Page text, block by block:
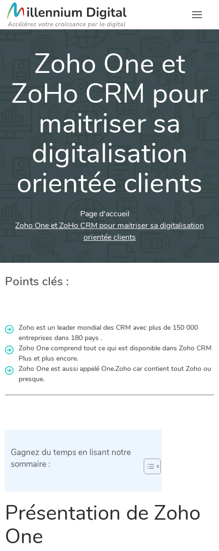
Zoho One et
ZoHo CRM pour
maitriser sa
digitalisation
orientée clients
Page d'accueil
Zoho One et ZoHo CRM pour maitriser sa digitalisation
orientée clients
Points clés :
Zoho est un leader mondial des CRM avec plus de 150 000
entreprises dans 180 pays .
Zoho One comprend tout ce qui est disponible dans Zoho CRM
Plus et plus encore.
Zoho One est aussi appelé One.Zoho car contient tout Zoho ou
presque.
Gagnez du temps en lisant notre
sommaire :
Présentation de Zoho
One